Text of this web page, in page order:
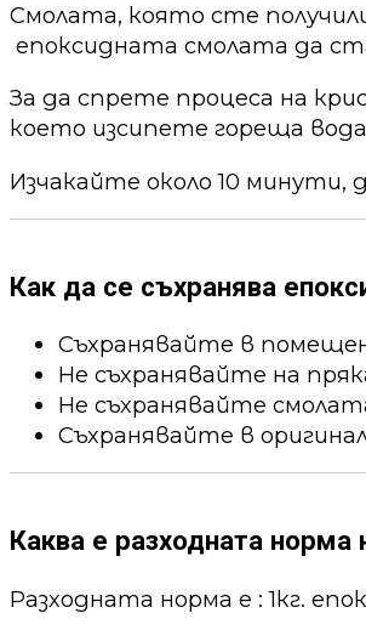
Смолата, която сте
епоксидната смолата да
За да спрете процеса на
което изсипете гореща
Изчакайте около 10 минути,
Как да се съхранява
Съхранявайте в
Не съхранявайте на
Не съхранявайте
Съхранявайте в
Каква е разходната норма
Разходната норма е : 1кг.